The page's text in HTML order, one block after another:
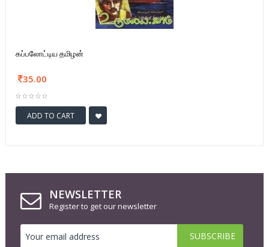
கப்பலோட்டிய தமிழன்
35.00
ADD TO CART
NEWSLETTER
Register to get our newsletter